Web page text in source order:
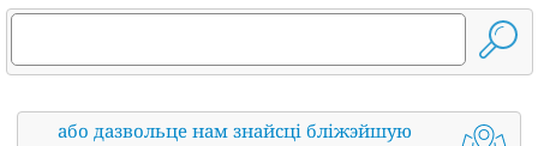
або дазвольце нам знайсці бліжэйшую